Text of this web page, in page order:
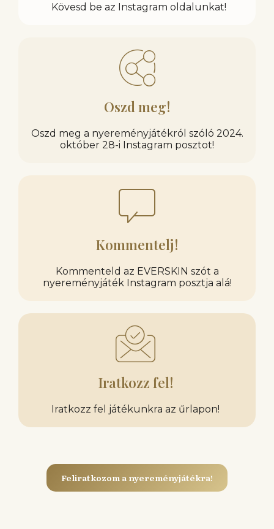
Kövesd be az Instagram oldalunkat!
Oszd meg!
Oszd meg a nyereményjátékról szóló 2024.
október 28-i Instagram posztot!
Kommentelj!
Kommenteld az EVERSKIN szót a
nyereményjáték Instagram posztja alá!
Iratkozz fel!
Iratkozz fel játékunkra az űrlapon!
Feliratkozom a nyereményjátékra!